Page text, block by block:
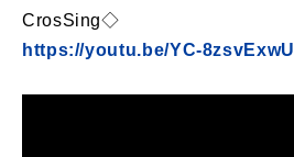
CrosSing◇
https://youtu.be/YC-8zsvExwU